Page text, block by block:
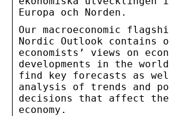
Europa och Norden.
Our macroeconomic
Nordic Outlook contains
economists’ views on
developments in the
find key forecasts as
analysis of trends and
decisions that affect
economy.